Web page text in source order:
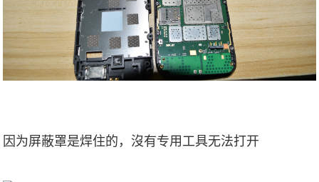
因为屏蔽罩是焊住的，沒有专用工具无法打开